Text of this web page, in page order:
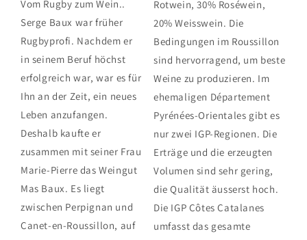
Vom Rugby zum Wein..
Serge Baux war früher
Rugbyprofi. Nachdem er
in seinem Beruf höchst
erfolgreich war, war es für
Ihn an der Zeit, ein neues
Leben anzufangen.
Deshalb kaufte er
zusammen mit seiner Frau
Marie-Pierre das Weingut
Mas Baux. Es liegt
zwischen Perpignan und
Canet-en-Roussillon, auf
Rotwein, 30% Roséwein,
20% Weisswein. Die
Bedingungen im Roussillon
sind hervorragend, um beste
Weine zu produzieren. Im
ehemaligen Département
Pyrénées-Orientales gibt es
nur zwei IGP-Regionen. Die
Erträge und die erzeugten
Volumen sind sehr gering,
die Qualität äusserst hoch.
Die IGP Côtes Catalanes
umfasst das gesamte